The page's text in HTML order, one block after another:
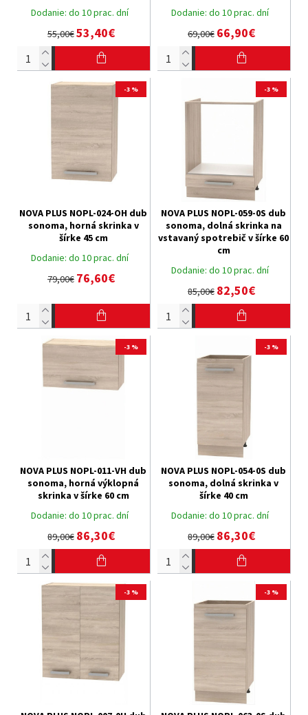
Dodanie: do 10 prac. dní
55,00€53,40€
Dodanie: do 10 prac. dní
69,00€ 66,90€
-3 %
Dodanie: do 10 prac. dní
NOVA PLUS NOPL-024-OH dub
sonoma, horná skrinka v
šírke 45 cm
79,00€ 76,60€
-3 %
Dodanie: do 10 prac. dní
NOVA PLUS NOPL-059-0S dub
sonoma, dolná skrinka na
vstavaný spotrebič v šírke 60
cm
85,00€ 82,50€
-3 %
Dodanie: do 10 prac. dní
NOVA PLUS NOPL-011-VH dub
sonoma, horná výklopná
skrinka v šírke 60 cm
89,00€ 86,30€
-3 %
Dodanie: do 10 prac. dní
NOVA PLUS NOPL-054-0S dub
sonoma, dolná skrinka v
šírke 40 cm
89,00€ 86,30€
-3 % -3 %